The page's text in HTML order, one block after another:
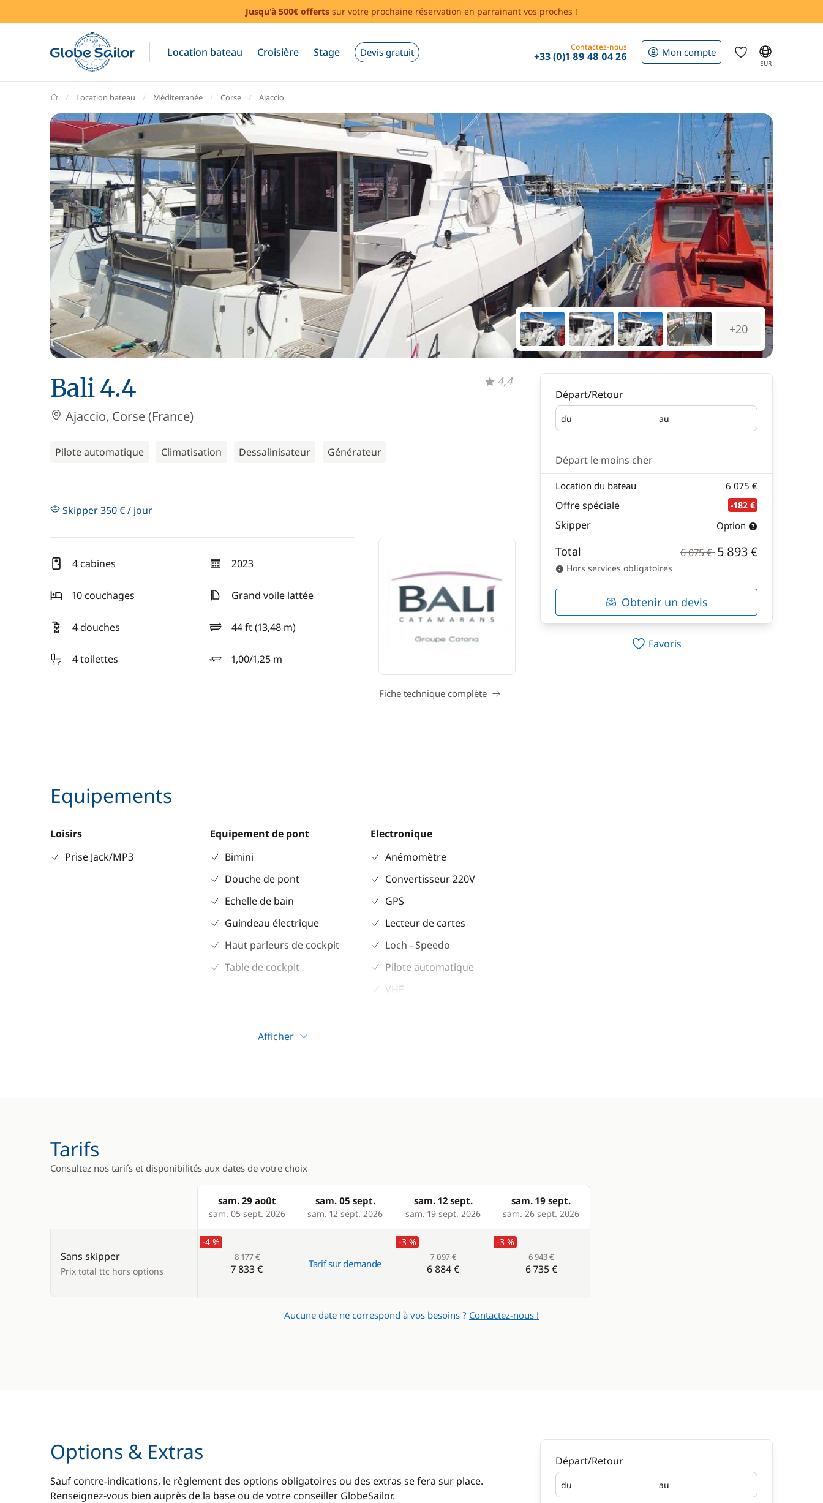
Jusqu'à 500€ offerts sur votre prochaine réservation en parrainant vos proches !
Location bateau Croisière Stage Devis gratuit Contactez-nous
+33 (0)1 89 48 04 26 Mon compte
EUR
GlobeSailor
Location bateau Méditerranée Corse Ajaccio
+20
Bali 4.4
Ajaccio, Corse (France)
Pilote automatique Climatisation Dessalinisateur Générateur
4,4
Skipper 350 € / jour
4 cabines 2023
année
10 couchages
Grand voile lattée
4 douches 44 ft (13,48 m)
longueur
4 toilettes
1,00/1,25 m
tirant d'eau
Fiche technique complète
Equipements
Loisirs
Prise Jack/MP3
Equipement de pont
Bimini
Douche de pont
Echelle de bain
Guindeau électrique
Haut parleurs de cockpit
Table de cockpit
Electronique
Anémomètre
Convertisseur 220V
GPS
Lecteur de cartes
Loch - Speedo
Pilote automatique
VHF
Afficher
Départ/Retour
du
Départ au
Retour
Départ le moins cher
Location du bateau 6 075 €
Offre spéciale -182 €
Skipper Option
Total 6 075 € 5 893 €
Hors services obligatoires
Obtenir un devis
Favoris
Tarifs
Consultez nos tarifs et disponibilités aux dates de votre choix
Products
sam. 29 août
sam. 05 sept. 2026
sam. 05 sept.
sam. 12 sept. 2026
sam. 12 sept.
sam. 19 sept. 2026
sam. 19 sept.
sam. 26 sept. 2026
Sans skipper
Prix total ttc hors options
-4 %
8 177 €
7 833 € Tarif sur demande
-3 %
7 097 €
6 884 €
-3 %
6 943 €
6 735 €
Aucune date ne correspond à vos besoins ? Contactez-nous !
Options & Extras
Sauf contre-indications, le règlement des options obligatoires ou des extras se fera sur place.
Renseignez-vous bien auprès de la base ou de votre conseiller GlobeSailor.
Départ/Retour
du
Départ au
Retour